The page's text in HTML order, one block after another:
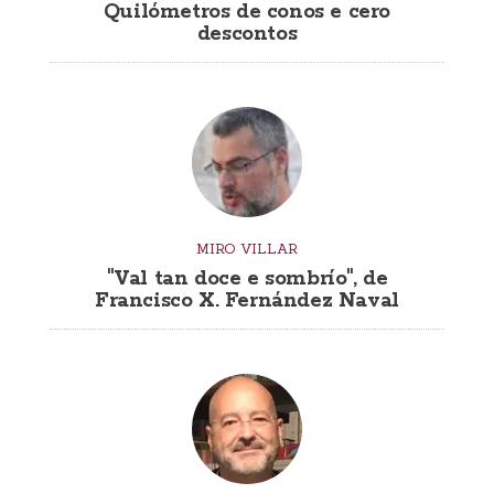
Quilómetros de conos e cero
descontos
MIRO VILLAR
"Val tan doce e sombrío", de
Francisco X. Fernández Naval